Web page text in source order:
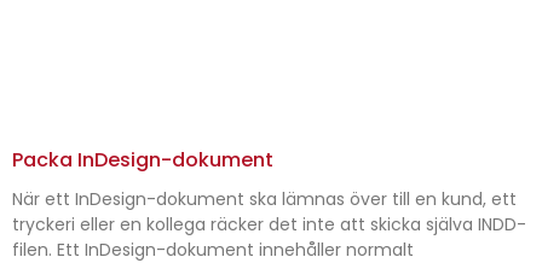
Packa InDesign-dokument
När ett InDesign-dokument ska lämnas över till en kund, ett
tryckeri eller en kollega räcker det inte att skicka själva INDD-
filen. Ett InDesign-dokument innehåller normalt